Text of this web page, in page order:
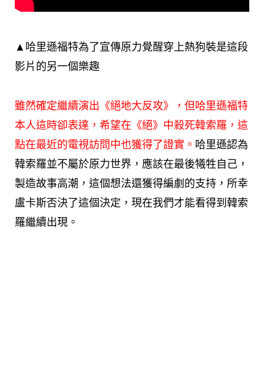
▲哈里遜福特為了宣傳原力覺醒穿上熱狗裝是這段
影片的另一個樂趣
雖然確定繼續演出《絕地大反攻》，但哈里遜福特
本人這時卻表達，希望在《絕》中殺死韓索羅，這
點在最近的電視訪問中也獲得了證實。 哈里遜認為
韓索羅並不屬於原力世界，應該在最後犧牲自己，
製造故事高潮，這個想法還獲得編劇的支持，所幸
盧卡斯否決了這個決定，現在我們才能看得到韓索
羅繼續出現。